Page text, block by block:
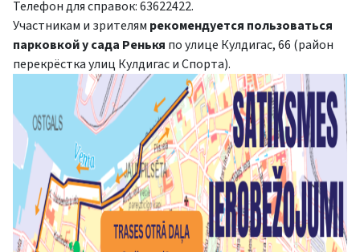
Телефон для справок: 63622422.
Участникам и зрителям рекомендуется пользоваться
парковкой у сада Ренькя по улице Кулдигас, 66 (район
перекрёстка улиц Кулдигас и Спорта).